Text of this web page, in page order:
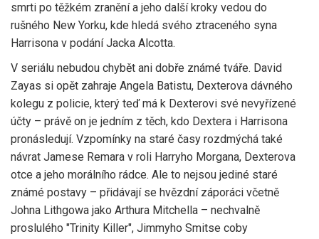
smrti po těžkém zranění a jeho další kroky vedou do
rušného New Yorku, kde hledá svého ztraceného syna
Harrisona v podání Jacka Alcotta.
V seriálu nebudou chybět ani dobře známé tváře. David
Zayas si opět zahraje Angela Batistu, Dexterova dávného
kolegu z policie, který teď má k Dexterovi své nevyřízené
účty – právě on je jedním z těch, kdo Dextera i Harrisona
pronásledují. Vzpomínky na staré časy rozdmýchá také
návrat Jamese Remara v roli Harryho Morgana, Dexterova
otce a jeho morálního rádce. Ale to nejsou jediné staré
známé postavy – přidávají se hvězdní záporáci včetně
Johna Lithgowa jako Arthura Mitchella – nechvalně
proslulého "Trinity Killer", Jimmyho Smitse coby